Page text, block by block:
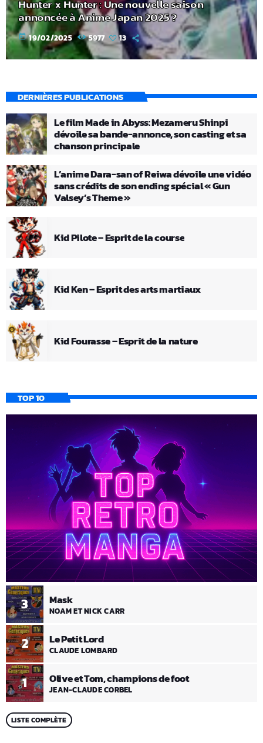
Hunter x Hunter : Une nouvelle saison
annoncée à Anime Japan 2025 ?
today 19/02/2025 5977 13
DERNIÈRES PUBLICATIONS
Le film Made in Abyss: Mezameru Shinpi
dévoile sa bande-annonce, son casting et sa
chanson principale
L’anime Dara-san of Reiwa dévoile une vidéo
sans crédits de son ending spécial « Gun
Valsey’s Theme »
Kid Pilote – Esprit de la course
Kid Ken – Esprit des arts martiaux
Kid Fourasse – Esprit de la nature
TOP 10
1 Olive et Tom, champions de foot
JEAN-CLAUDE CORBEL
2 Le Petit Lord
CLAUDE LOMBARD
3 Mask
NOAM ET NICK CARR
LISTE COMPLÈTE